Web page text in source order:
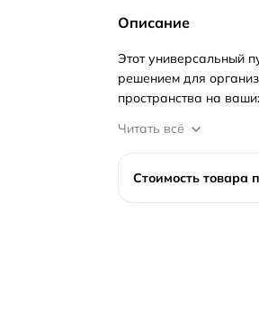
Описание
Этот универсальный
решением для
пространства на
Читать всё
Стоимость товара